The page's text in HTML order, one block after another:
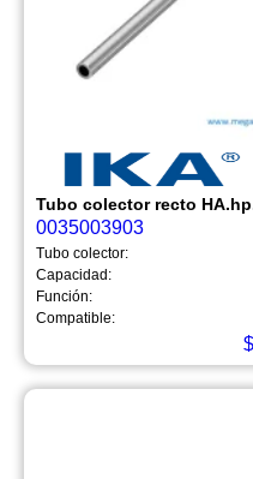
Tubo colector recto
0035003903
Tubo colector:
Capacidad:
Función:
Compatible:
$